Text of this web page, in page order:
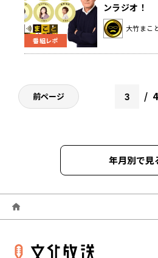
番組レポ
ンラジオ！
大竹まこ
前ページ 4
年月別で見
2026年06月
2026年05月
2026年04月